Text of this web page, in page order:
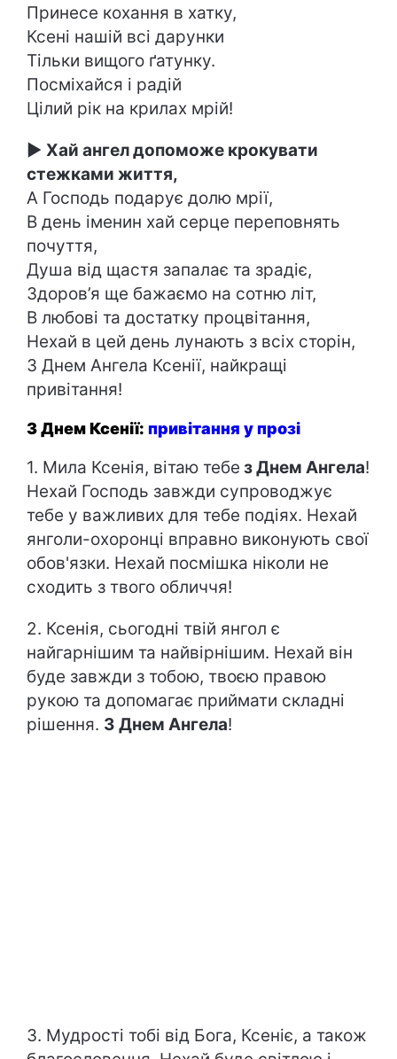
Принесе кохання в хатку,
Ксені нашій всі дарунки
Тільки вищого ґатунку.
Посміхайся і радій
Цілий рік на крилах мрій!
► Хай ангел допоможе крокувати
стежками життя,
А Господь подарує долю мрії,
В день іменин хай серце переповнять
почуття,
Душа від щастя запалає та зрадіє,
Здоров’я ще бажаємо на сотню літ,
В любові та достатку процвітання,
Нехай в цей день лунають з всіх сторін,
З Днем Ангела Ксенії, найкращі
привітання!
З Днем Ксенії: привітання у прозі
1. Мила Ксенія, вітаю тебе з Днем Ангела!
Нехай Господь завжди супроводжує
тебе у важливих для тебе подіях. Нехай
янголи-охоронці вправно виконують свої
обов'язки. Нехай посмішка ніколи не
сходить з твого обличчя!
2. Ксенія, сьогодні твій янгол є
найгарнішим та найвірнішим. Нехай він
буде завжди з тобою, твоєю правою
рукою та допомагає приймати складні
рішення. З Днем Ангела!
3. Мудрості тобі від Бога, Ксеніє, а також